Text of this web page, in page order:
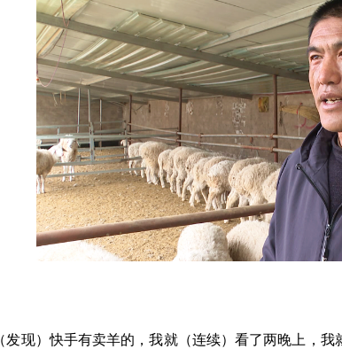
发现）快手有卖羊的，我就（连续）看了两晚上，